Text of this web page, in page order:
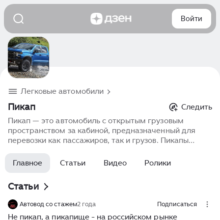
Войти
Легковые автомобили
Пикап
Следить
Пикап — это автомобиль с открытым грузовым
пространством за кабиной, предназначенный для
перевозки как пассажиров, так и грузов. Пикапы
конструкцией и мощными двигателями, что
позволяет им успешно эксплуатироваться в условиях
идеальны для активного отдыха, строительных работ,
рыбалки и других видов перевозок, требующих
мощности и универсальности. Пикапы сочетают в
Главное Статьи Видео Ролики
Статьи
Автовод со стажем2 года Подписаться
Не пикап, а пикапище - на российском рынке